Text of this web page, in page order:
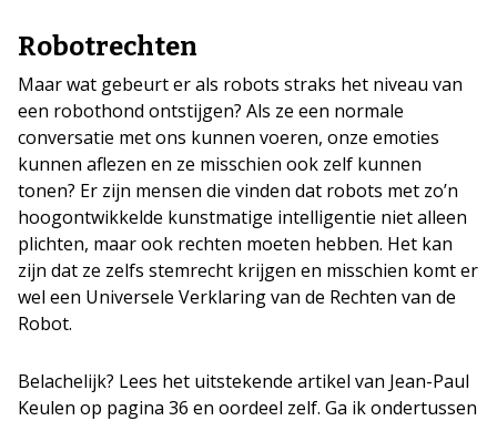
Robotrechten
Maar wat gebeurt er als robots straks het niveau van
een robothond ontstijgen? Als ze een normale
conversatie met ons kunnen voeren, onze emoties
kunnen aflezen en ze misschien ook zelf kunnen
tonen? Er zijn mensen die vinden dat robots met zo’n
hoogontwikkelde kunstmatige intelligentie niet alleen
plichten, maar ook rechten moeten hebben. Het kan
zijn dat ze zelfs stemrecht krijgen en misschien komt er
wel een Universele Verklaring van de Rechten van de
Robot.
Belachelijk? Lees het uitstekende artikel van Jean-Paul
Keulen op pagina 36 en oordeel zelf. Ga ik ondertussen